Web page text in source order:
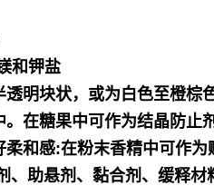
和钾盐
透明块状，或为白色至橙
。在糖果中可作为结晶防
和感:在粉末香精中可作
、助悬剂、黏合剂、缓释材